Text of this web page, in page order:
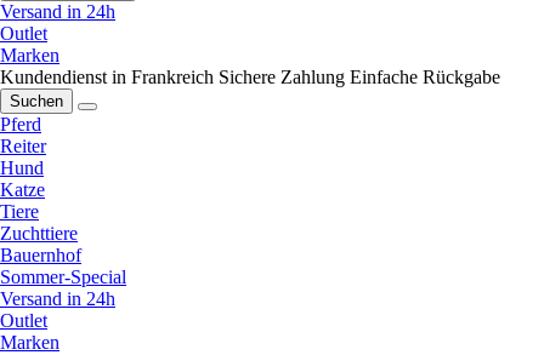
Versand in 24h
Outlet
Marken
Kundendienst in Frankreich Sichere Zahlung Einfache Rückgabe
Suchen
Pferd
Reiter
Hund
Katze
Tiere
Zuchttiere
Bauernhof
Sommer-Special
Versand in 24h
Outlet
Marken